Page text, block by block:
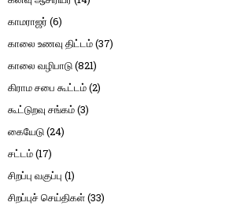
காமராஜர் (6)
காலை உணவு திட்டம்(37)
காலை வழிபாடு(821)
கிராம சபை கூட்டம்(2)
கூட்டுறவு சங்கம்(3)
கையேடு(24)
சட்டம்(17)
சிறப்பு வகுப்பு (1)
சிறப்புச் செய்திகள்(33)